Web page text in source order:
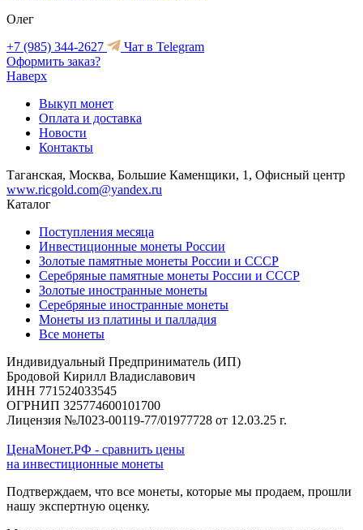
Олег
+7 (985) 344-2627
Чат в Telegram
Оформить заказ?
Наверх
Выкуп монет
Оплата и доставка
Новости
Контакты
Таганская, Москва, Большие Каменщики, 1, Офисный центр
www.ricgold.com@yandex.ru
Каталог
Поступления месяца
Инвестиционные монеты России
Золотые памятные монеты России и СССР
Серебряные памятные монеты России и СССР
Золотые иностранные монеты
Серебряные иностранные монеты
Монеты из платины и палладия
Все монеты
Индивидуальный Предприниматель (ИП)
Бродовой Кирилл Владиславович
ИНН 771524033545
ОГРНИП 325774600101700
Лицензия №Л023-00119-77/01977728 от 12.03.25 г.
ЦенаМонет.РФ - сравнить цены
на инвестиционные монеты
Подтверждаем, что все монеты, которые мы продаем, прошли
нашу экспертную оценку.